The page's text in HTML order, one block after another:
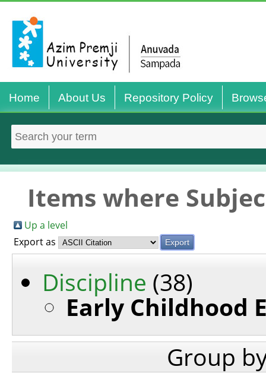
Home About Us Repository Policy
Items where
Up a level
Export as
Discipline (38)
Early Childhood
Group